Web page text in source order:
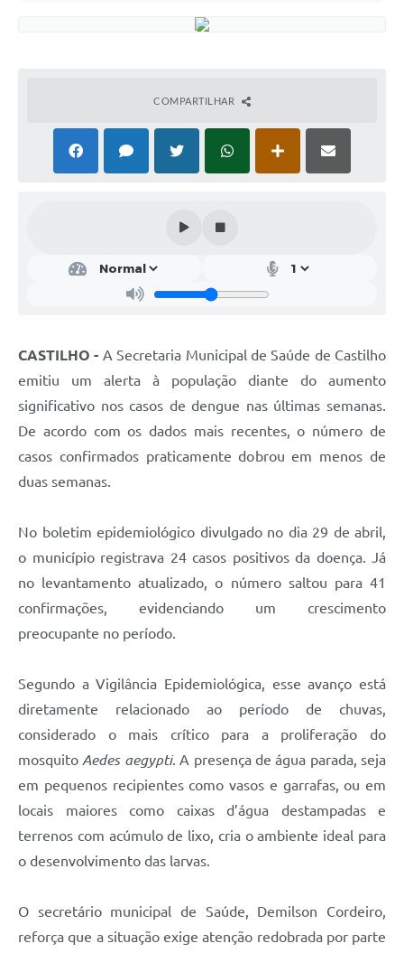
Contas Públicas
Legislação
Serviços Online
A Prefeitura
Agenda
COMPARTILHAR
CASTILHO - A Secretaria Municipal de Saúde de Castilho
emitiu um alerta à população diante do aumento
significativo nos casos de dengue nas últimas semanas.
De acordo com os dados mais recentes, o número de
casos confirmados praticamente dobrou em menos de
duas semanas.
No boletim epidemiológico divulgado no dia 29 de abril,
o município registrava 24 casos positivos da doença. Já
no levantamento atualizado, o número saltou para 41
confirmações, evidenciando um crescimento
preocupante no período.
Segundo a Vigilância Epidemiológica, esse avanço está
diretamente relacionado ao período de chuvas,
considerado o mais crítico para a proliferação do
mosquito Aedes aegypti. A presença de água parada, seja
em pequenos recipientes como vasos e garrafas, ou em
locais maiores como caixas d’água destampadas e
terrenos com acúmulo de lixo, cria o ambiente ideal para
o desenvolvimento das larvas.
O secretário municipal de Saúde, Demilson Cordeiro,
reforça que a situação exige atenção redobrada por parte